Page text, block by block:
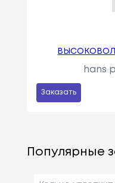
hans
Заказать
Популярные